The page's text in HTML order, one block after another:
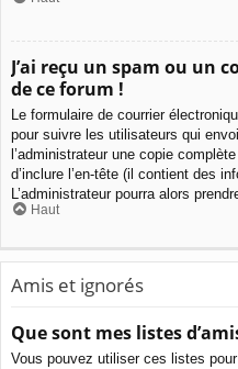
J’ai reçu un spam ou un
de ce forum !
Le formulaire de courrier
pour suivre les utilisateurs qui
l’administrateur une copie
d’inclure l’en-tête (il contient des
L’administrateur pourra alors
Haut
Amis et ignorés
Que sont mes listes
Vous pouvez utiliser ces listes